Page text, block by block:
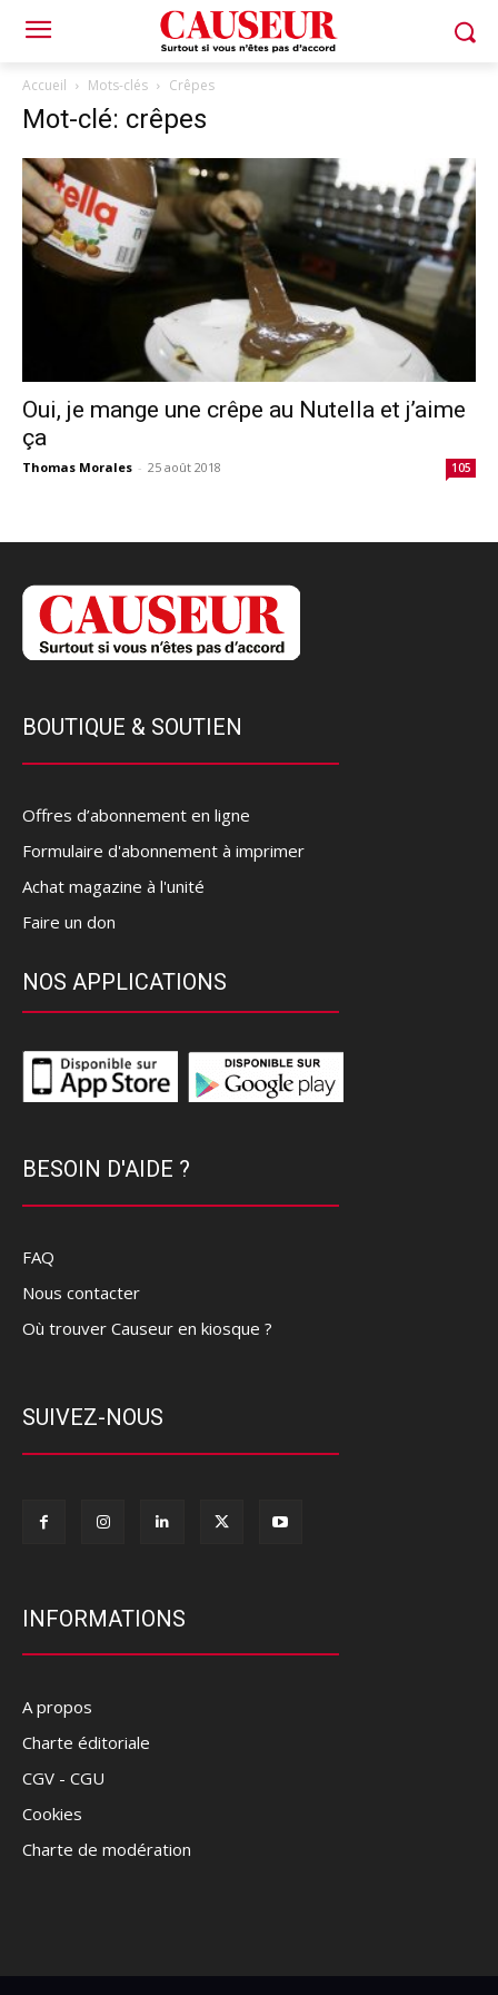
Accueil Mots-clés Crêpes
Mot-clé: crêpes
Oui, je mange une crêpe au Nutella et j’aime
ça
Thomas Morales - 25 août 2018 105
BOUTIQUE & SOUTIEN
Offres d’abonnement en ligne
Formulaire d'abonnement à imprimer
Achat magazine à l'unité
Faire un don
NOS APPLICATIONS
BESOIN D'AIDE ?
FAQ
Nous contacter
Où trouver Causeur en kiosque ?
SUIVEZ-NOUS
INFORMATIONS
A propos
Charte éditoriale
CGV - CGU
Cookies
Charte de modération